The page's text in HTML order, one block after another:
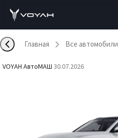
Главная Все автомобили
VOYAH АвтоМАШ·30.07.2026